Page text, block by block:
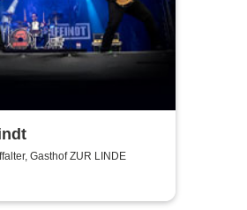
Gasthof ZUR LINDE